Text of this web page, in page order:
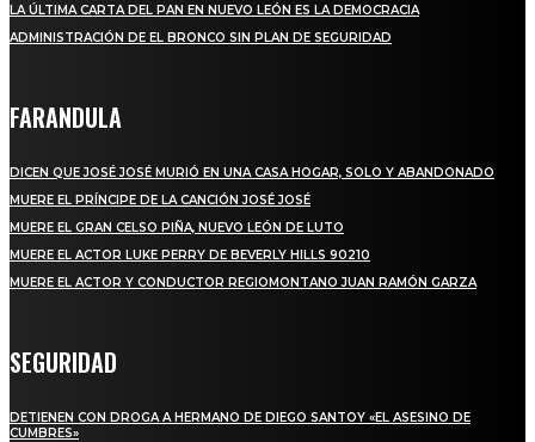
LA ÚLTIMA CARTA DEL PAN EN NUEVO LEÓN ES LA DEMOCRACIA
ADMINISTRACIÓN DE EL BRONCO SIN PLAN DE SEGURIDAD
FARANDULA
DICEN QUE JOSÉ JOSÉ MURIÓ EN UNA CASA HOGAR, SOLO Y ABANDONADO
MUERE EL PRÍNCIPE DE LA CANCIÓN JOSÉ JOSÉ
MUERE EL GRAN CELSO PIÑA, NUEVO LEÓN DE LUTO
MUERE EL ACTOR LUKE PERRY DE BEVERLY HILLS 90210
MUERE EL ACTOR Y CONDUCTOR REGIOMONTANO JUAN RAMÓN GARZA
SEGURIDAD
DETIENEN CON DROGA A HERMANO DE DIEGO SANTOY «EL ASESINO DE
CUMBRES»